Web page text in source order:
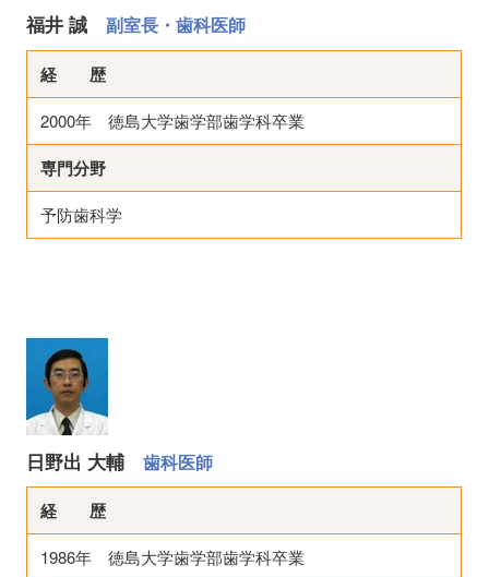
福井 誠副室長・歯科医師
経 歴
2000年 徳島大学歯学部歯学科卒業
専門分野
予防歯科学
日野出 大輔歯科医師
経 歴
1986年 徳島大学歯学部歯学科卒業